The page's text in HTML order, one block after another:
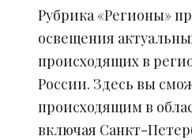
Рубрика «Регионы»
освещения
происходящих в
России. Здесь вы
происходящим в
включая Санкт-